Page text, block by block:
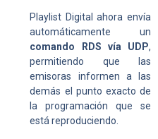
Playlist Digital ahora envía
automáticamente un
comando RDS vía UDP,
permitiendo que las
emisoras informen a las
demás el punto exacto de
la programación que se
está reproduciendo.